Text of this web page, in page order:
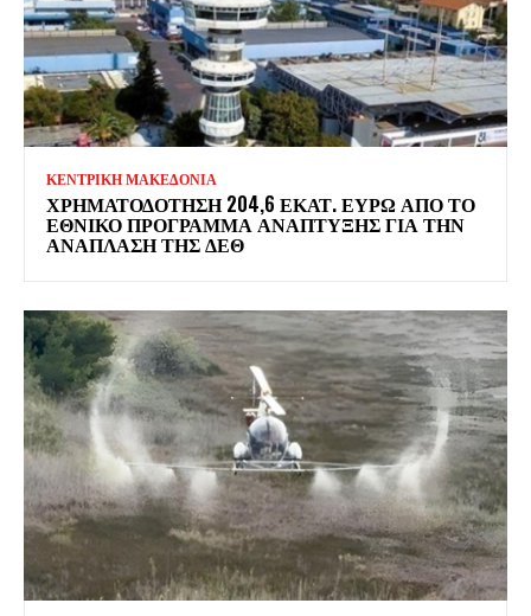
ΚΕΝΤΡΙΚΗ ΜΑΚΕΔΟΝΙΑ
ΧΡΗΜΑΤΟΔΌΤΗΣΗ 204,6 ΕΚΑΤ. ΕΥΡΏ ΑΠΌ ΤΟ
ΕΘΝΙΚΌ ΠΡΌΓΡΑΜΜΑ ΑΝΆΠΤΥΞΗΣ ΓΙΑ ΤΗΝ
ΑΝΆΠΛΑΣΗ ΤΗΣ ΔΕΘ